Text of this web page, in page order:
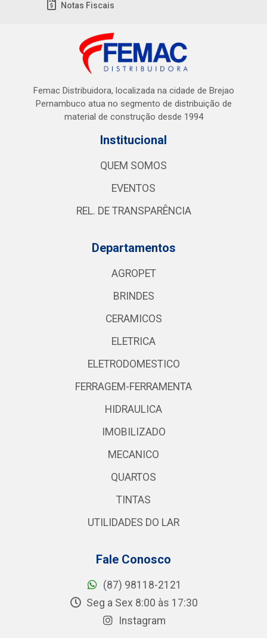
Notas Fiscais
Femac Distribuidora, localizada na cidade de Brejao
Pernambuco atua no segmento de distribuição de
material de construção desde 1994
Institucional
QUEM SOMOS
EVENTOS
REL. DE TRANSPARÊNCIA
Departamentos
AGROPET
BRINDES
CERAMICOS
ELETRICA
ELETRODOMESTICO
FERRAGEM-FERRAMENTA
HIDRAULICA
IMOBILIZADO
MECANICO
QUARTOS
TINTAS
UTILIDADES DO LAR
Fale Conosco
(87) 98118-2121
Seg a Sex 8:00 às 17:30
Instagram